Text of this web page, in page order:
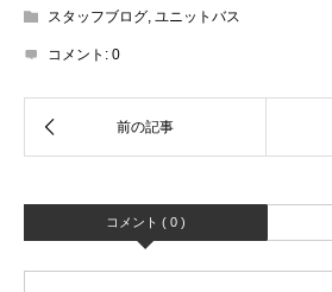
スタッフブログ ユニットバス
コメント: 0
コメント ( 0 )